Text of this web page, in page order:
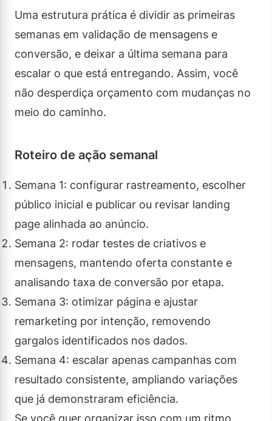
Uma estrutura prática é dividir as primeiras
semanas em validação de mensagens e
conversão, e deixar a última semana para
escalar o que está entregando. Assim, você
não desperdiça orçamento com mudanças no
meio do caminho.
Roteiro de ação semanal
Semana 1: configurar rastreamento, escolher
público inicial e publicar ou revisar landing
page alinhada ao anúncio.
Semana 2: rodar testes de criativos e
mensagens, mantendo oferta constante e
analisando taxa de conversão por etapa.
Semana 3: otimizar página e ajustar
remarketing por intenção, removendo
gargalos identificados nos dados.
Semana 4: escalar apenas campanhas com
resultado consistente, ampliando variações
que já demonstraram eficiência.
Se você quer organizar isso com um ritmo